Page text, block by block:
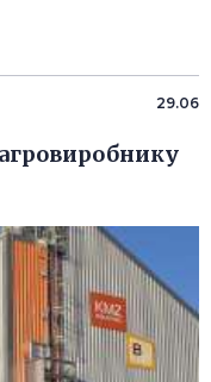
29.06